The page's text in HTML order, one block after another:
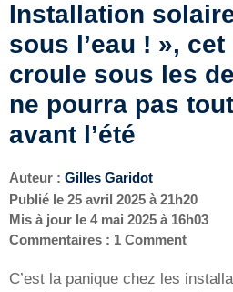
Installation
sous l’eau ! »,
croule sous les
ne pourra pas
avant l’été
Auteur : Gilles Garidot
Publié le 25 avril 2025 à 21h20
Mis à jour le 4 mai 2025 à 16h03
Commentaires : 1 Comment
C’est la panique chez les